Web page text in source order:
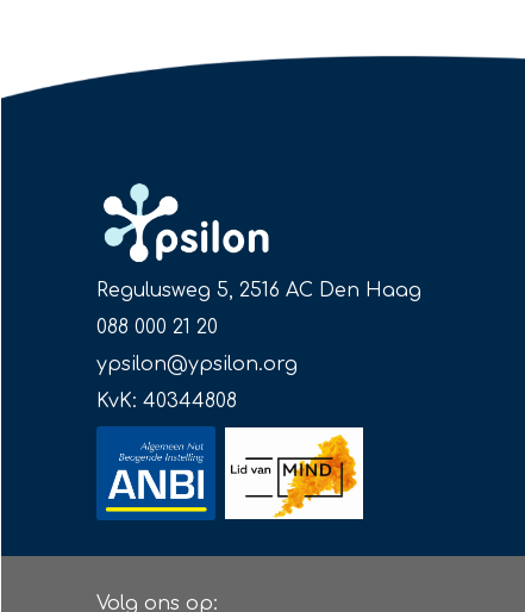
Regulusweg 5, 2516 AC Den Haag
088 000 21 20
ypsilon@ypsilon.org
KvK: 40344808
Volg ons op: